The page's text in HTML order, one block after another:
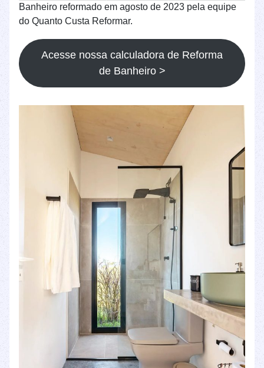
Banheiro reformado em agosto de 2023 pela equipe
do Quanto Custa Reformar.
Acesse nossa calculadora de Reforma
de Banheiro >